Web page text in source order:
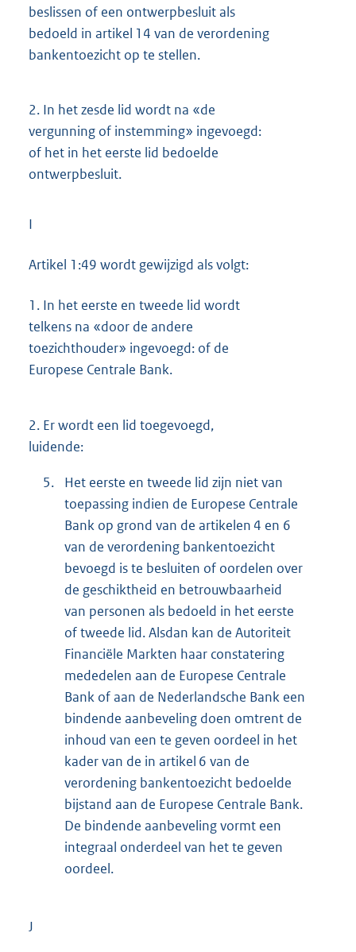
beslissen of een ontwerpbesluit als
bedoeld in artikel 14 van de verordening
bankentoezicht op te stellen.
2. In het zesde lid wordt na «de
vergunning of instemming» ingevoegd:
of het in het eerste lid bedoelde
ontwerpbesluit.
I
Artikel 1:49 wordt gewijzigd als volgt:
1. In het eerste en tweede lid wordt
telkens na «door de andere
toezichthouder» ingevoegd: of de
Europese Centrale Bank.
2. Er wordt een lid toegevoegd,
luidende:
5.
Het eerste en tweede lid zijn niet van
toepassing indien de Europese Centrale
Bank op grond van de artikelen 4 en 6
van de verordening bankentoezicht
bevoegd is te besluiten of oordelen over
de geschiktheid en betrouwbaarheid
van personen als bedoeld in het eerste
of tweede lid. Alsdan kan de Autoriteit
Financiële Markten haar constatering
mededelen aan de Europese Centrale
Bank of aan de Nederlandsche Bank een
bindende aanbeveling doen omtrent de
inhoud van een te geven oordeel in het
kader van de in artikel 6 van de
verordening bankentoezicht bedoelde
bijstand aan de Europese Centrale Bank.
De bindende aanbeveling vormt een
integraal onderdeel van het te geven
oordeel.
J